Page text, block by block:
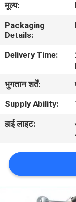
कारखाना
दौरा
गुणवत्ता
नियंत्रण
हमसे
संपर्क
समाचार
मूल्य:
Packaging
Details:
Delivery Time:
भुगतान शर्तें:
Supply Ability:
हाई लाइट: